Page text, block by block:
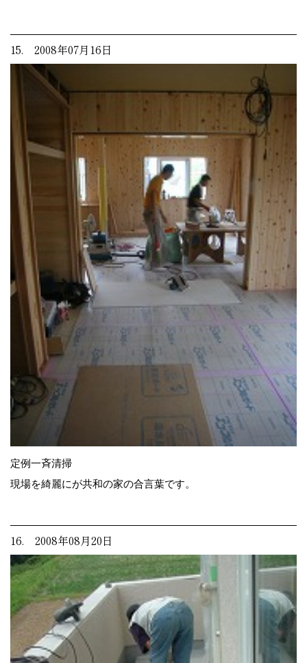
15. 2008年07月16日
定例一斉清掃
現場を綺麗にが共和の家の合言葉です。
16. 2008年08月20日